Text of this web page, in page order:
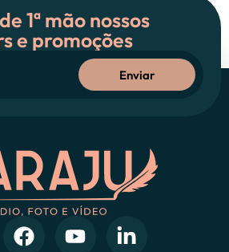
1ª mão nossos
e promoções
Enviar